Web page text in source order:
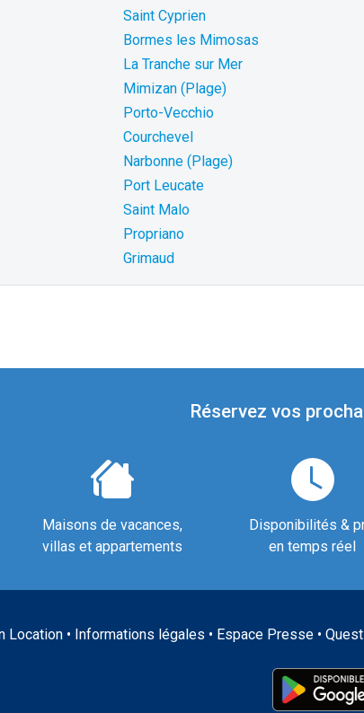
Saint Cyprien
Bormes les Mimosas
La Tranche sur Mer
Mimizan (Plage)
Porto-Vecchio
Courchevel
Narbonne (Plage)
Port Leucate
Saint Malo
Propriano
Grimaud
Réservez vos
Maisons de vacances,
villas et appartements
Disponibilités &
en temps réel
Location• Informations légales • Espace Presse•